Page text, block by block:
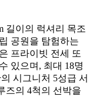
길이의 럭셔리 목조
공원을 탐험하는
프라이빗 전세 또
있으며, 최대 18명
시그니처 5성급 서
즈의 4척의 선박을